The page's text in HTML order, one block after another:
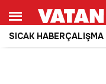
SICAK HABERÇALIŞMA